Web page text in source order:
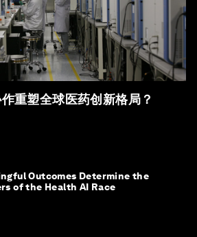
重塑全球医药创新格局？
Outcomes Determine the
of the Health AI Race